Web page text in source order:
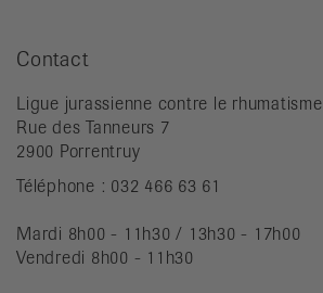
Contact
Ligue jurassienne contre le rhumatisme
Rue des Tanneurs 7
2900 Porrentruy
Téléphone : 032 466 63 61
Mardi 8h00 - 11h30 / 13h30 - 17h00
Vendredi 8h00 - 11h30